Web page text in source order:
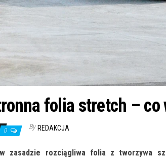
folia stretch – co
0 By REDAKCJA
zasadzie rozciągliwa folia z tworzywa